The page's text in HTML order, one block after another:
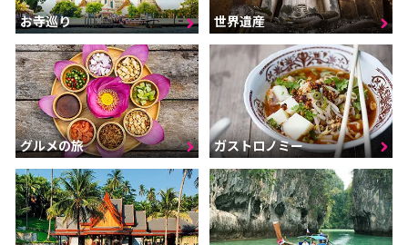
お寺巡り 世界遺産
グルメの旅 ガストロノミー